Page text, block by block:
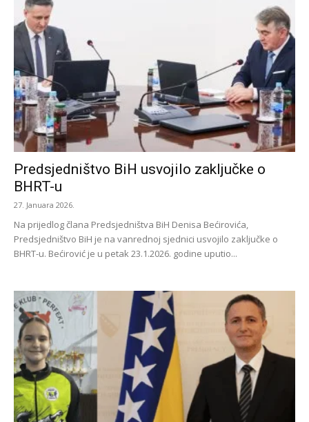
Predsjedništvo BiH usvojilo zaključke o
BHRT-u
27. Januara 2026.
Na prijedlog člana Predsjedništva BiH Denisa Bećirovića,
Predsjedništvo BiH je na vanrednoj sjednici usvojilo zaključke o
BHRT-u. Bećirović je u petak 23.1.2026. godine uputio...